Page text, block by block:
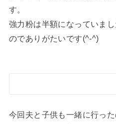
す。
強力粉は半額になっていま
のでありがたいです(^-^)
今回夫と子供も一緒に行っ